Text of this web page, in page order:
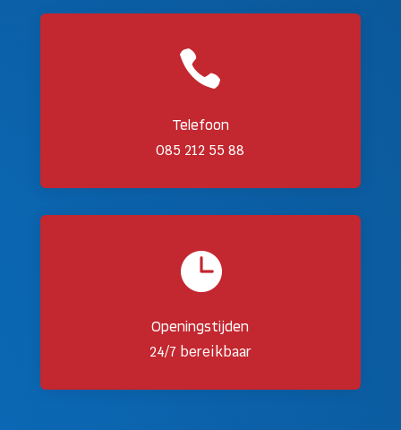

Telefoon
085 212 55 88

Openingstijden
24/7 bereikbaar